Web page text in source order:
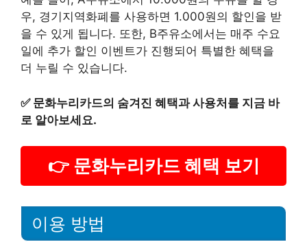
우, 경기지역화폐를 사용하면 1.000원의 할인을 받
을 수 있게 됩니다. 또한, B주유소에서는 매주 수요
일에 추가 할인 이벤트가 진행되어 특별한 혜택을
더 누릴 수 있습니다.
✅ 문화누리카드의 숨겨진 혜택과 사용처를 지금 바
로 알아보세요.
👉 문화누리카드 혜택 보기
이용 방법